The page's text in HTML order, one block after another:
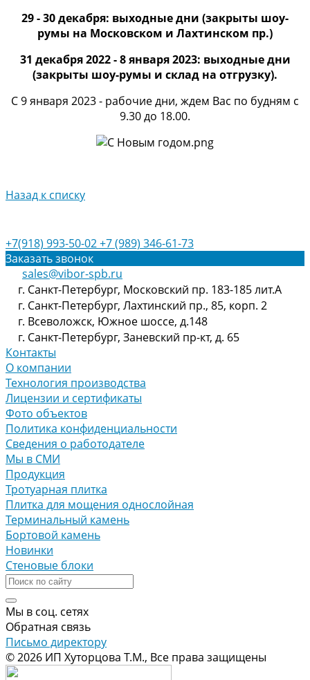
29 - 30 декабря: выходные дни (закрыты шоу-
румы на Московском и Лахтинском пр.)
31 декабря 2022 - 8 января 2023: выходные дни
(закрыты шоу-румы и склад на отгрузку).
С 9 января 2023 - рабочие дни, ждем Вас по будням с
9.30 до 18.00.
Назад к списку
+7(918) 993-50-02+7 (989) 346-61-73
Заказать звонок
sales@vibor-spb.ru
г. Санкт-Петербург, Московский пр. 183-185 лит.А
г. Санкт-Петербург, Лахтинский пр., 85, корп. 2
г. Всеволожск, Южное шоссе, д.148
г. Санкт-Петербург, Заневский пр-кт, д. 65
Контакты
О компании
Технология производства
Лицензии и сертификаты
Фото объектов
Политика конфиденциальности
Сведения о работодателе
Мы в СМИ
Продукция
Тротуарная плитка
Плитка для мощения однослойная
Терминальный камень
Бортовой камень
Новинки
Стеновые блоки
Мы в соц. сетях
Обратная связь
Письмо директору
© 2026 ИП Хуторцова Т.М., Все права защищены